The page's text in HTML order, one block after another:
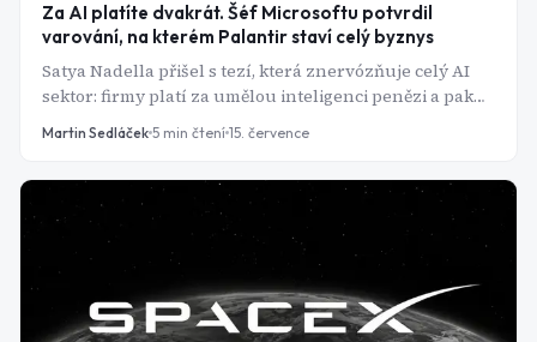
Za AI platíte dvakrát. Šéf Microsoftu potvrdil
varování, na kterém Palantir staví celý byznys
Satya Nadella přišel s tezí, která znervózňuje celý AI
sektor: firmy platí za umělou inteligenci penězi a pak
ještě jednou - svým know-how. Přesně to roky tvrdí šéf
Martin Sedláček 5 min čtení 15. července